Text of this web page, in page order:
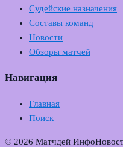
Судейские назначения
Составы команд
Новости
Обзоры матчей
Навигация
Главная
Поиск
© 2026 Матчдей Инфо